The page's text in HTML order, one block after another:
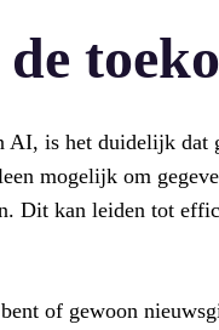
is het duidelijk dat
mogelijk om
Dit kan leiden tot
of gewoon